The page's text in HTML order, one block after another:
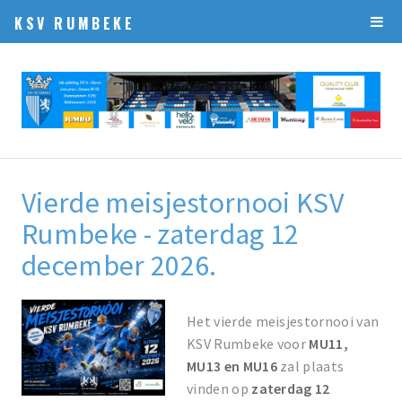
KSV RUMBEKE
Vierde meisjestornooi KSV
Rumbeke - zaterdag 12
december 2026.
Het vierde meisjestornooi van
KSV Rumbeke voor MU11,
MU13 en MU16 zal plaats
vinden op zaterdag 12